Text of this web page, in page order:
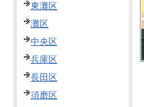
東灘区
灘区
中央区
兵庫区
長田区
須磨区